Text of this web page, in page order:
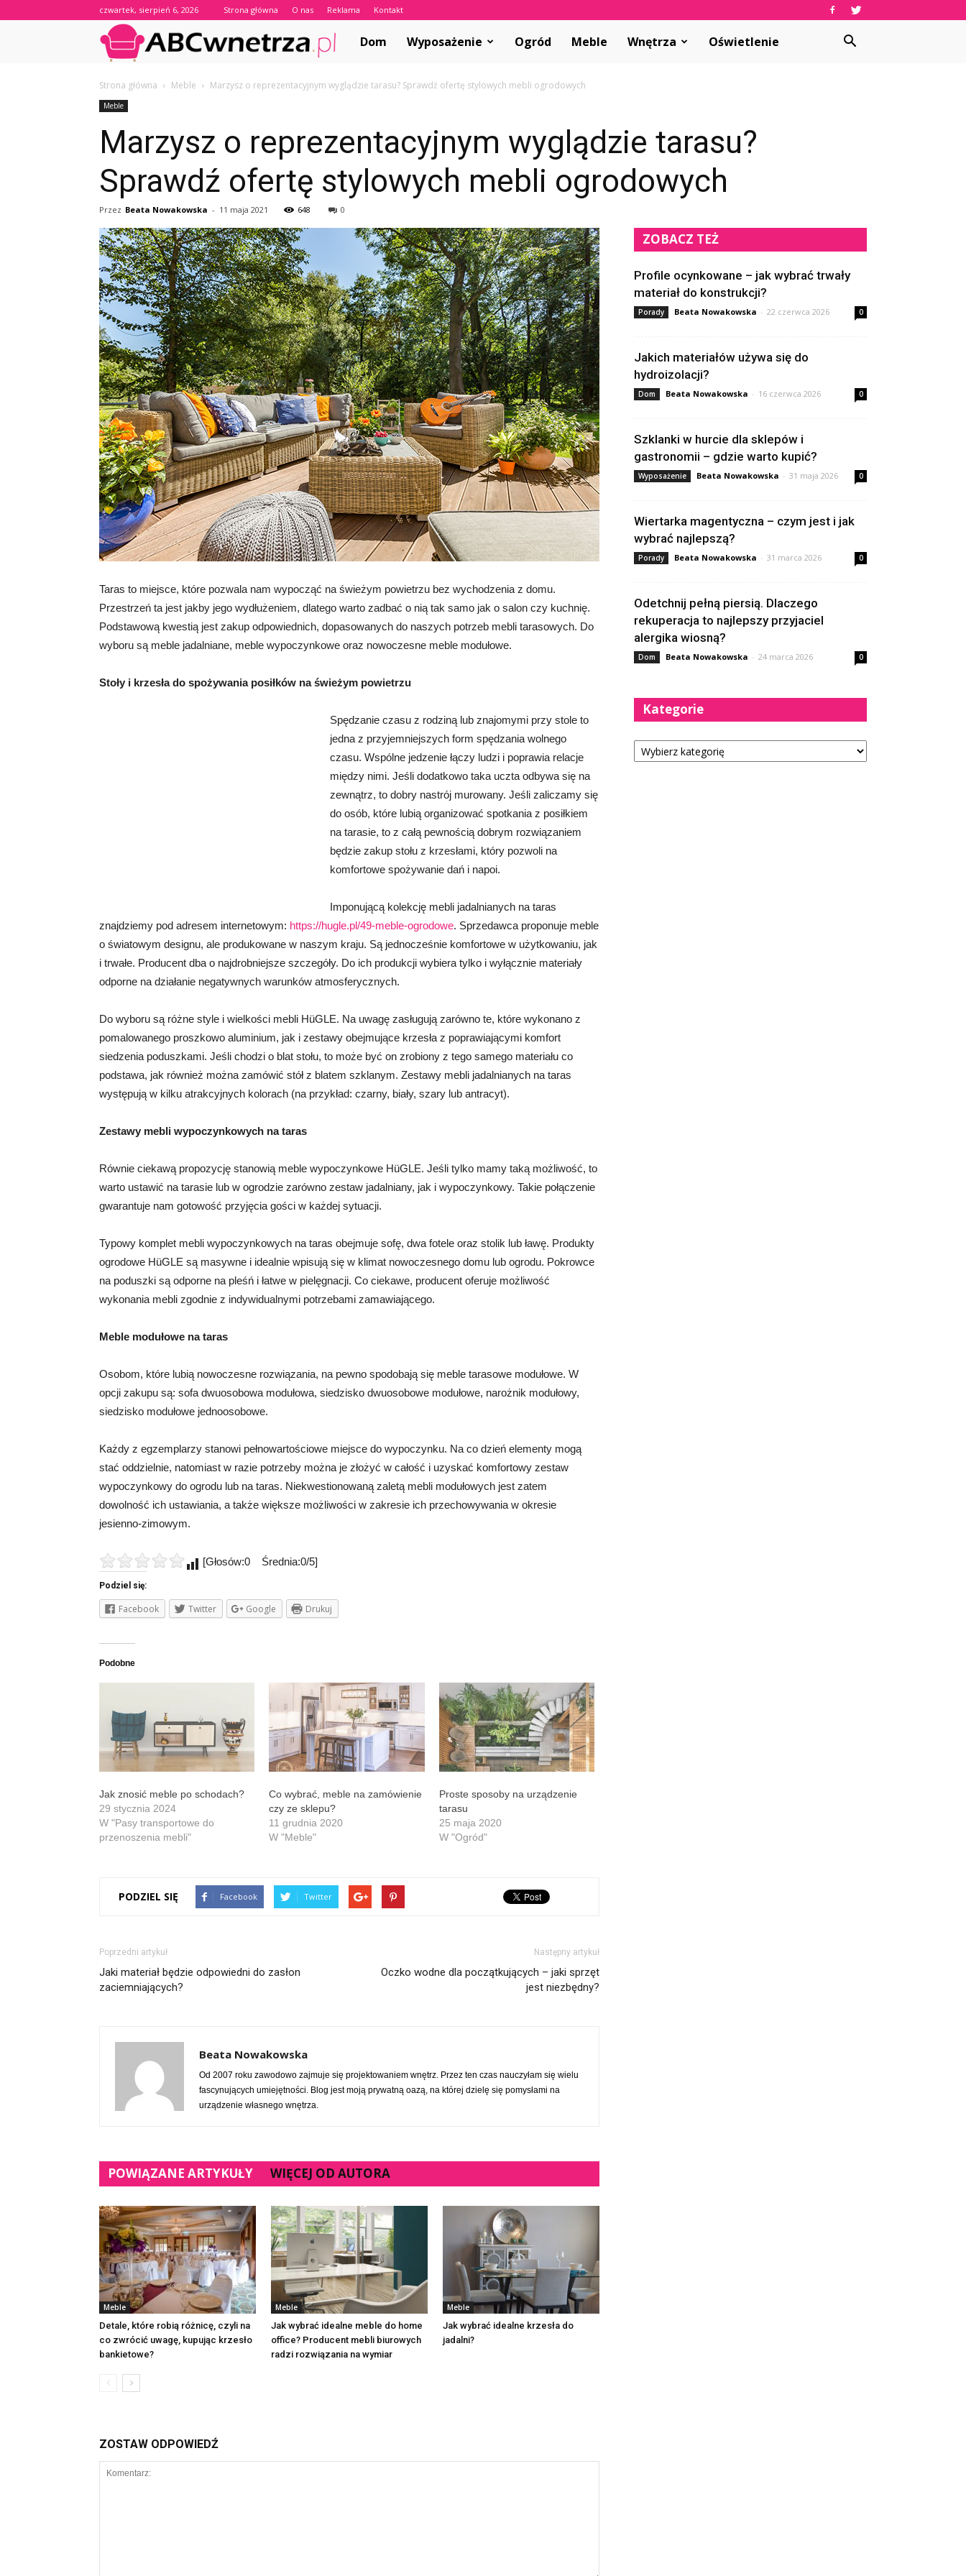
czwartek, sierpień 6, 2026 Strona główna O nas Reklama Kontakt
ABCwnetrza.pl
Dom Wyposażenie Ogród Meble Wnętrza Oświetlenie
Strona główna Meble Marzysz o reprezentacyjnym wyglądzie tarasu? Sprawdź ofertę stylowych mebli ogrodowych
Meble
Marzysz o reprezentacyjnym wyglądzie tarasu?
Sprawdź ofertę stylowych mebli ogrodowych
Przez Beata Nowakowska - 11 maja 2021 648 0
Taras to miejsce, które pozwala nam wypocząć na świeżym powietrzu bez wychodzenia z domu.
Przestrzeń ta jest jakby jego wydłużeniem, dlatego warto zadbać o nią tak samo jak o salon czy kuchnię.
Podstawową kwestią jest zakup odpowiednich, dopasowanych do naszych potrzeb mebli tarasowych. Do
wyboru są meble jadalniane, meble wypoczynkowe oraz nowoczesne meble modułowe.
Stoły i krzesła do spożywania posiłków na świeżym powietrzu
Spędzanie czasu z rodziną lub znajomymi przy stole to
jedna z przyjemniejszych form spędzania wolnego
czasu. Wspólne jedzenie łączy ludzi i poprawia relacje
między nimi. Jeśli dodatkowo taka uczta odbywa się na
zewnątrz, to dobry nastrój murowany. Jeśli zaliczamy się
do osób, które lubią organizować spotkania z posiłkiem
na tarasie, to z całą pewnością dobrym rozwiązaniem
będzie zakup stołu z krzesłami, który pozwoli na
komfortowe spożywanie dań i napoi.
Imponującą kolekcję mebli jadalnianych na taras
znajdziemy pod adresem internetowym: https://hugle.pl/49-meble-ogrodowe. Sprzedawca proponuje meble
o światowym designu, ale produkowane w naszym kraju. Są jednocześnie komfortowe w użytkowaniu, jak
i trwałe. Producent dba o najdrobniejsze szczegóły. Do ich produkcji wybiera tylko i wyłącznie materiały
odporne na działanie negatywnych warunków atmosferycznych.
Do wyboru są różne style i wielkości mebli HüGLE. Na uwagę zasługują zarówno te, które wykonano z
pomalowanego proszkowo aluminium, jak i zestawy obejmujące krzesła z poprawiającymi komfort
siedzenia poduszkami. Jeśli chodzi o blat stołu, to może być on zrobiony z tego samego materiału co
podstawa, jak również można zamówić stół z blatem szklanym. Zestawy mebli jadalnianych na taras
występują w kilku atrakcyjnych kolorach (na przykład: czarny, biały, szary lub antracyt).
Zestawy mebli wypoczynkowych na taras
Równie ciekawą propozycję stanowią meble wypoczynkowe HüGLE. Jeśli tylko mamy taką możliwość, to
warto ustawić na tarasie lub w ogrodzie zarówno zestaw jadalniany, jak i wypoczynkowy. Takie połączenie
gwarantuje nam gotowość przyjęcia gości w każdej sytuacji.
Typowy komplet mebli wypoczynkowych na taras obejmuje sofę, dwa fotele oraz stolik lub ławę. Produkty
ogrodowe HüGLE są masywne i idealnie wpisują się w klimat nowoczesnego domu lub ogrodu. Pokrowce
na poduszki są odporne na pleśń i łatwe w pielęgnacji. Co ciekawe, producent oferuje możliwość
wykonania mebli zgodnie z indywidualnymi potrzebami zamawiającego.
Meble modułowe na taras
Osobom, które lubią nowoczesne rozwiązania, na pewno spodobają się meble tarasowe modułowe. W
opcji zakupu są: sofa dwuosobowa modułowa, siedzisko dwuosobowe modułowe, narożnik modułowy,
siedzisko modułowe jednoosobowe.
Każdy z egzemplarzy stanowi pełnowartościowe miejsce do wypoczynku. Na co dzień elementy mogą
stać oddzielnie, natomiast w razie potrzeby można je złożyć w całość i uzyskać komfortowy zestaw
wypoczynkowy do ogrodu lub na taras. Niekwestionowaną zaletą mebli modułowych jest zatem
dowolność ich ustawiania, a także większe możliwości w zakresie ich przechowywania w okresie
jesienno-zimowym.
[Głosów:0 Średnia:0/5]
Podziel się:
Facebook Twitter Google Drukuj
Podobne
Jak znosić meble po schodach?
29 stycznia 2024
W "Pasy transportowe do
przenoszenia mebli"
Co wybrać, meble na zamówienie
czy ze sklepu?
11 grudnia 2020
W "Meble"
Proste sposoby na urządzenie
tarasu
25 maja 2020
W "Ogród"
PODZIEL SIĘ Facebook Twitter
Poprzedni artykuł
Jaki materiał będzie odpowiedni do zasłon
zaciemniających?
Następny artykuł
Oczko wodne dla początkujących – jaki sprzęt
jest niezbędny?
Beata Nowakowska
Od 2007 roku zawodowo zajmuje się projektowaniem wnętrz. Przez ten czas nauczyłam się wielu
fascynujących umiejętności. Blog jest moją prywatną oazą, na której dzielę się pomysłami na
urządzenie własnego wnętrza.
POWIĄZANE ARTYKUŁY WIĘCEJ OD AUTORA
Meble
Detale, które robią różnicę, czyli na
co zwrócić uwagę, kupując krzesło
bankietowe?
Meble
Jak wybrać idealne meble do home
office? Producent mebli biurowych
radzi rozwiązania na wymiar
Meble
Jak wybrać idealne krzesła do
jadalni?
ZOSTAW ODPOWIEDŹ
ZOBACZ TEŻ
Profile ocynkowane – jak wybrać trwały
materiał do konstrukcji?
Porady Beata Nowakowska - 22 czerwca 2026 0
Jakich materiałów używa się do
hydroizolacji?
Dom Beata Nowakowska - 16 czerwca 2026 0
Szklanki w hurcie dla sklepów i
gastronomii – gdzie warto kupić?
Wyposażenie Beata Nowakowska - 31 maja 2026 0
Wiertarka magentyczna – czym jest i jak
wybrać najlepszą?
Porady Beata Nowakowska - 31 marca 2026 0
Odetchnij pełną piersią. Dlaczego
rekuperacja to najlepszy przyjaciel
alergika wiosną?
Dom Beata Nowakowska - 24 marca 2026 0
Kategorie
Kategorie